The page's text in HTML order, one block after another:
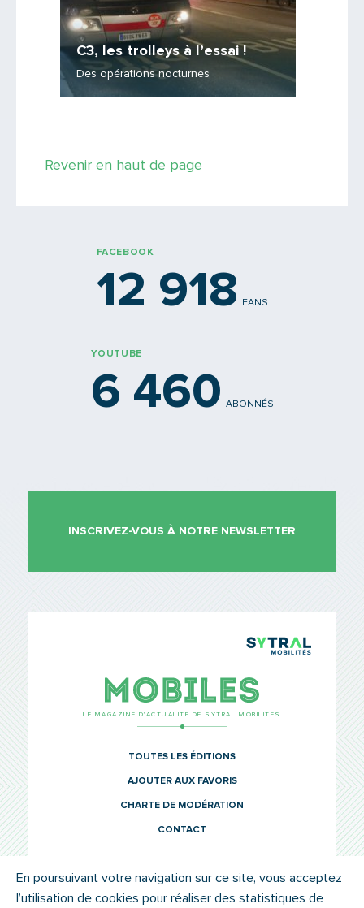
C3, les trolleys à l’essai !
Des opérations nocturnes
Revenir en haut de page
FACEBOOK
12 918 FANS
YOUTUBE
6 460 ABONNÉS
INSCRIVEZ-VOUS À NOTRE NEWSLETTER
LE MAGAZINE D’ACTUALITÉ DE SYTRAL MOBILITÉS
TOUTES LES ÉDITIONS
AJOUTER AUX FAVORIS
CHARTE DE MODÉRATION
CONTACT
© SYTRAL MOBILITÉS 2022 MENTIONS LÉGALES
En poursuivant votre navigation sur ce site, vous acceptez
l’utilisation de cookies pour réaliser des statistiques de